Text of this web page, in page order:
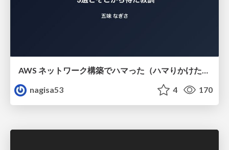
AWS ネットワーク構築でハマった（ハマりかけた） 5選とそこから得た教訓
nagisa53
4 170